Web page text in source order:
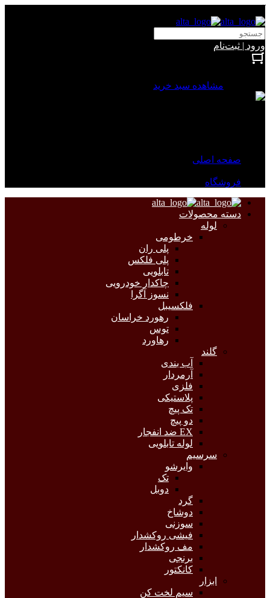
ورود | ثبت‌نام
مشاهده سبد خرید
صفحه اصلی
فروشگاه
دسته محصولات
لوله
خرطومی
پلی ران
پلی فلکس
تابلویی
چاکدار خودرویی
نسوز آگرا
فلکسیبل
رهورد خراسان
توس
رهاورد
گلند
آب بندی
آرمردار
فلزی
پلاستیکی
تک پیچ
دو پیچ
EX ضد انفجار
لوله تابلویی
سرسیم
وایرشو
تک
دوبل
گرد
دوشاخ
سوزنی
فیشی روکشدار
مف روکشدار
برنجی
کانکتور
ابزار
سیم لخت کن